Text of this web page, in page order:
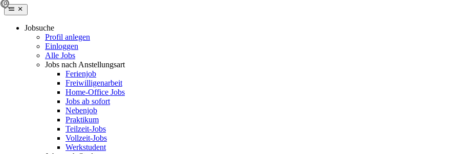
Jobsuche
Profil anlegen
Einloggen
Alle Jobs
Jobs nach Anstellungsart
Ferienjob
Freiwilligenarbeit
Home-Office Jobs
Jobs ab sofort
Nebenjob
Praktikum
Teilzeit-Jobs
Vollzeit-Jobs
Werkstudent